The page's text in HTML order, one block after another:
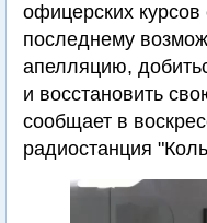
офицерских
последнему
апелляцию,
и восстановить
сообщает в
радиостанция